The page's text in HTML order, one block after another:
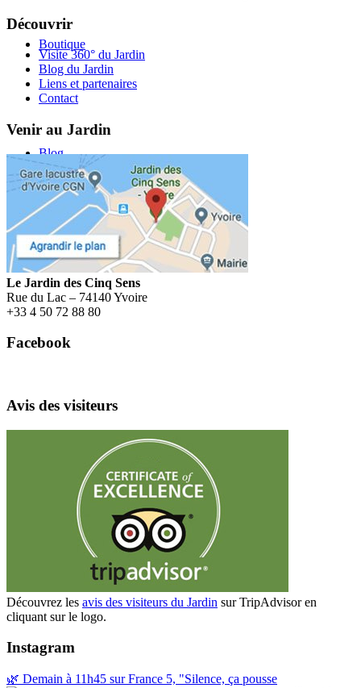
Boutique
Blog
Menu
Découvrir
Visite 360° du Jardin
Blog du Jardin
Liens et partenaires
Contact
Venir au Jardin
Le Jardin des Cinq Sens
Rue du Lac – 74140 Yvoire
+33 4 50 72 88 80
Facebook
Avis des visiteurs
Découvrez les avis des visiteurs du Jardin sur TripAdvisor en
cliquant sur le logo.
Instagram
🌿 Demain à 11h45 sur France 5, "Silence, ça pousse